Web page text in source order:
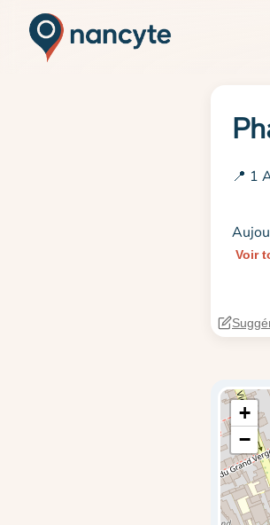
📍 1
Voir
+
−